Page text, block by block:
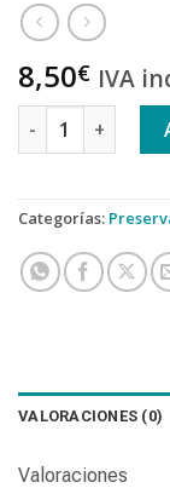
8,50€ IVA
DUREX
Categorías:
VALORACIONES (0)
Valoraciones